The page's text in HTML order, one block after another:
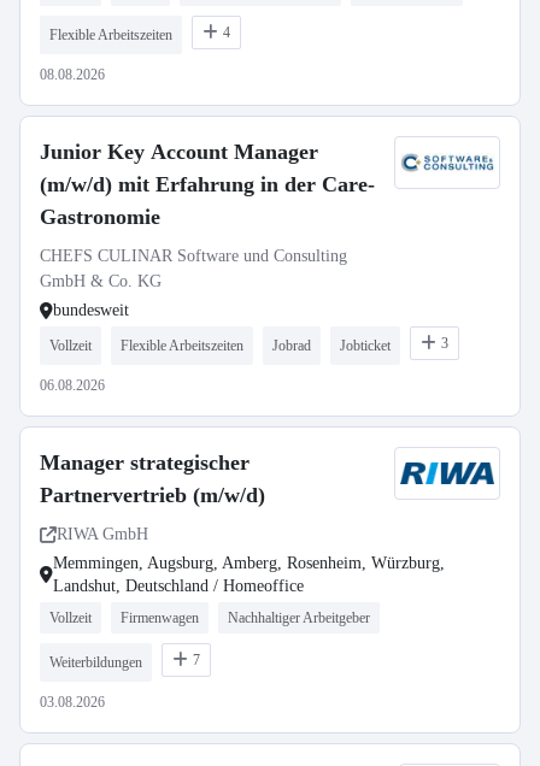
Flexible Arbeitszeiten 4
08.08.2026
Junior Key Account Manager
(m/w/d) mit Erfahrung in der Care-
Gastronomie
CHEFS CULINAR Software und Consulting
GmbH & Co. KG
bundesweit
Vollzeit Flexible Arbeitszeiten Jobrad Jobticket 3
06.08.2026
Manager strategischer
Partnervertrieb (m/w/d)
RIWA GmbH
Memmingen, Augsburg, Amberg, Rosenheim, Würzburg,
Landshut, Deutschland / Homeoffice
Vollzeit Firmenwagen Nachhaltiger Arbeitgeber
Weiterbildungen 7
03.08.2026